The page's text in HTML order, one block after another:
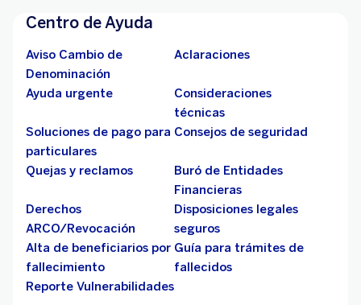
Centro de Ayuda
Aviso Cambio de
Denominación
Aclaraciones
Ayuda urgente
Consideraciones
técnicas
Soluciones de pago para
particulares
Consejos de seguridad
Quejas y reclamos
Buró de Entidades
Financieras
Derechos
ARCO/Revocación
Disposiciones legales
seguros
Alta de beneficiarios por
fallecimiento
Guía para trámites de
fallecidos
Reporte Vulnerabilidades